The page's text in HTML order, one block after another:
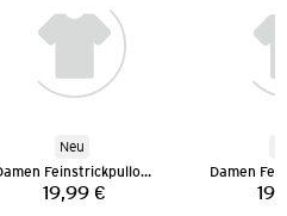
Neu
Damen Feinstrickpullover
Preis:
19,99 €